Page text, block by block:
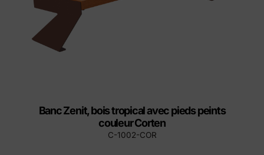
Banc Zenit, bois tropical avec pieds peints
couleur Corten
C-1002-COR